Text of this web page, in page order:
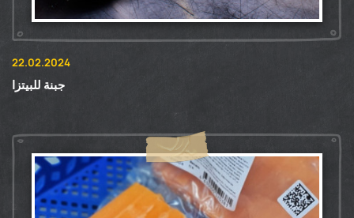
22.02.2024
جبنة للبيتزا